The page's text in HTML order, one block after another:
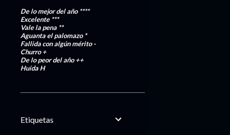
De lo mejor del año ****
Excelente***
Vale la pena **
Aguanta el palomazo *
Fallida con algún mérito-
Churro+
De lo peor del año++
HuídaH
Etiquetas